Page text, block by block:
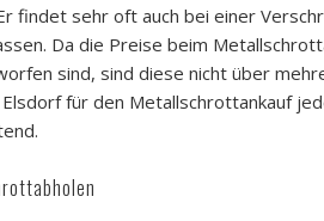
findet sehr oft auch bei einer
Da die Preise beim
sind, sind diese nicht über
für den Metallschrottankauf